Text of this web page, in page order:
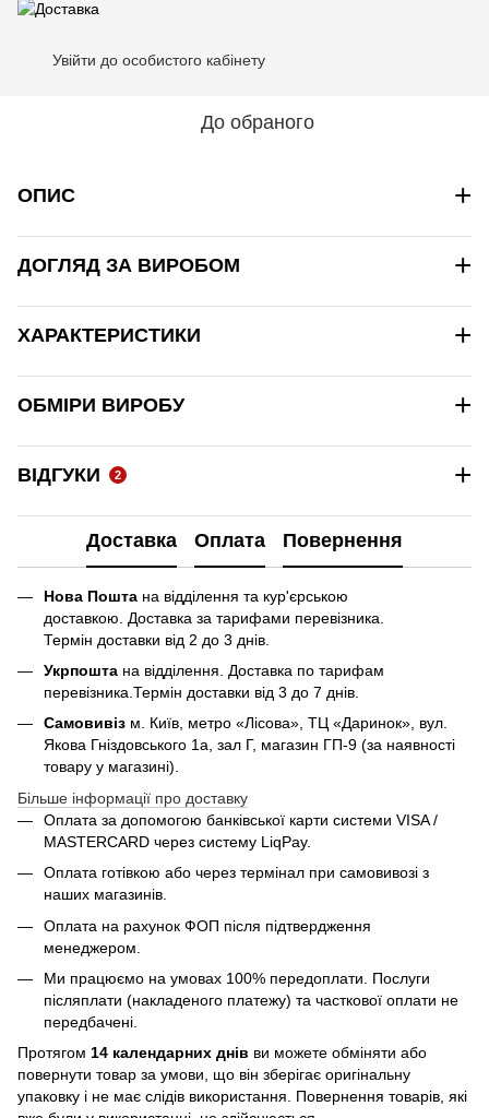
Увійти до особистого кабінету
До обраного
ОПИС +
ДОГЛЯД ЗА ВИРОБОМ +
ХАРАКТЕРИСТИКИ +
ОБМІРИ ВИРОБУ +
ВІДГУКИ 2 +
Доставка Оплата Повернення
Нова Пошта на відділення та кур'єрською
доставкою. Доставка за тарифами перевізника.
Термін доставки від 2 до 3 днів.
Укрпошта на відділення. Доставка по тарифам
перевізника.Термін доставки від 3 до 7 днів.
Самовивіз м. Київ, метро «Лісова», ТЦ «Даринок», вул.
Якова Гніздовського 1а, зал Г, магазин ГП-9 (за наявності
товару у магазині).
Більше інформації про доставку
Оплата за допомогою банківської карти системи VISA /
MASTERCARD через систему LiqPay.
Оплата готівкою або через термінал при самовивозі з
наших магазинів.
Оплата на рахунок ФОП після підтвердження
менеджером.
Ми працюємо на умовах 100% передоплати. Послуги
післяплати (накладеного платежу) та часткової оплати не
передбачені.
Протягом 14 календарних днів ви можете обміняти або
повернути товар за умови, що він зберігає оригінальну
упаковку і не має слідів використання. Повернення товарів, які